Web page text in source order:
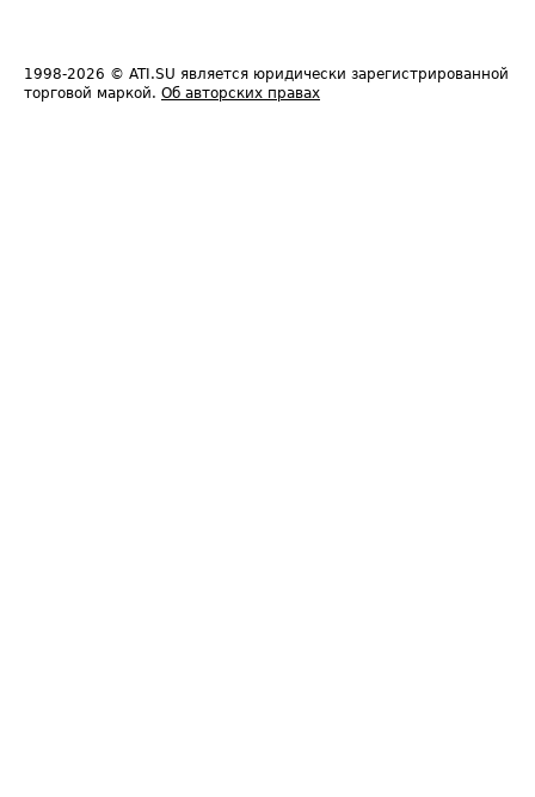
1998-2026 © ATI.SU является юридически зарегистрированной
торговой маркой. Об авторских правах